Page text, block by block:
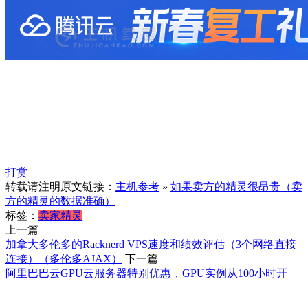
打赏
转载请注明原文链接： 主机参考 » 如果卖方的精灵很昂贵（卖
方的精灵的数据准确）
标签： 卖家精灵
上一篇
加拿大多伦多的Racknerd VPS速度和绩效评估（3个网络直接
连接）（多伦多AJAX）
下一篇
阿里巴巴云GPU云服务器特别优惠，GPU实例从100小时开